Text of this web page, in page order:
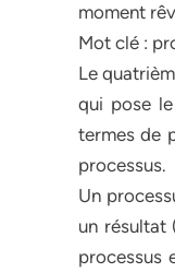
moment
Mot clé :
Le
qui pose
termes de
processus.
Un
un résultat
processus